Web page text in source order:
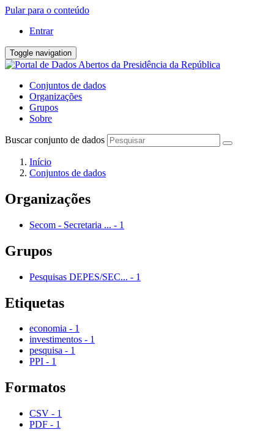
Pular para o conteúdo
Entrar
Toggle navigation
Conjuntos de dados
Organizações
Grupos
Sobre
Buscar conjunto de dados
Início
Conjuntos de dados
Organizações
Secom - Secretaria ... - 1
Grupos
Pesquisas DEPES/SEC... - 1
Etiquetas
economia - 1
investimentos - 1
pesquisa - 1
PPI - 1
Formatos
CSV - 1
PDF - 1